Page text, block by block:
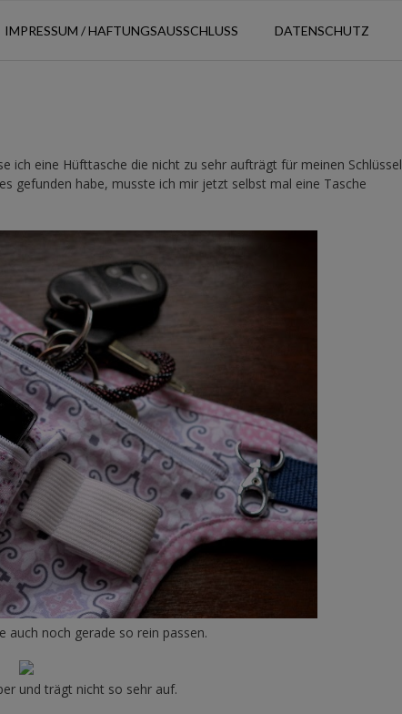
IMPRESSUM / HAFTUNGSAUSSCHLUSS DATENSCHUTZ
ich eine Hüfttasche die nicht zu sehr aufträgt für meinen Schlüssel
gefunden habe, musste ich mir jetzt selbst mal eine Tasche
auch noch gerade so rein passen.
und trägt nicht so sehr auf.